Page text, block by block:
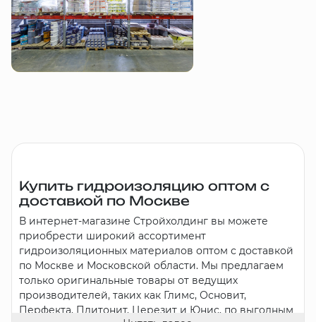
Купить гидроизоляцию оптом с
доставкой по Москве
В интернет-магазине Стройхолдинг вы можете
приобрести широкий ассортимент
гидроизоляционных материалов оптом с доставкой
по Москве и Московской области. Мы предлагаем
только оригинальные товары от ведущих
производителей, таких как Глимс, Основит,
Перфекта, Плитонит, Церезит и Юнис, по выгодным